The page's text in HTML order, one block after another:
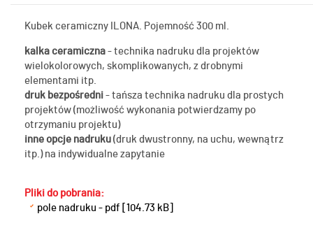
Kubek ceramiczny ILONA. Pojemność 300 ml.
kalka ceramiczna - technika nadruku dla projektów
wielokolorowych, skomplikowanych, z drobnymi
elementami itp.
druk bezpośredni - tańsza technika nadruku dla prostych
projektów (możliwość wykonania potwierdzamy po
otrzymaniu projektu)
inne opcje nadruku (druk dwustronny, na uchu, wewnątrz
itp.) na indywidualne zapytanie
Pliki do pobrania:
pole nadruku - pdf [104.73 kB]